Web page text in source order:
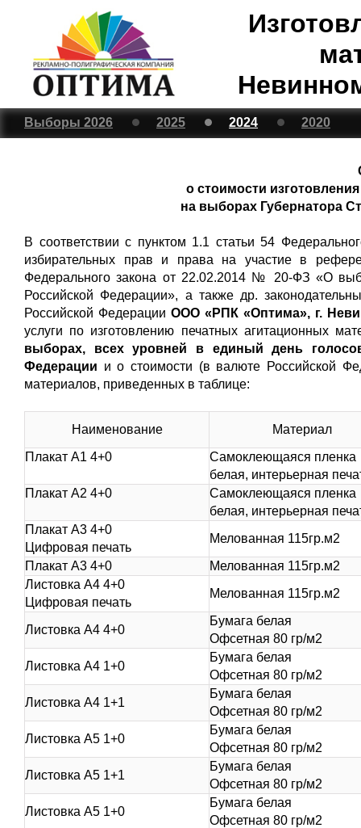
Выборы 2026 2025 2024 2020
о стоимости
на выборах Губернатора
В соответствии с пунктом 1.1 статьи 54
избирательных прав и права на участие в
Федерального закона от 22.02.2014 № 20-ФЗ «О
Российской Федерации», а также др.
Российской Федерации ООО «РПК «Оптима», г.
услуги по изготовлению печатных агитационных
выборах, всех уровней в единый день
Федерации и о стоимости (в валюте Российской
материалов, приведенных в таблице:
Наименование
Материал
Плакат А1 4+0
Самоклеющаяся пленка
белая, интерьерная
Плакат А2 4+0
Самоклеющаяся пленка
белая, интерьерная
Плакат А3 4+0
Цифровая печать
Мелованная 115гр.м2
Плакат А3 4+0
Мелованная 115гр.м2
Листовка А4 4+0
Цифровая печать
Мелованная 115гр.м2
Листовка А4 4+0
Бумага белая
Офсетная 80 гр/м2
Листовка А4 1+0
Бумага белая
Офсетная 80 гр/м2
Листовка А4 1+1
Бумага белая
Офсетная 80 гр/м2
Листовка А5 1+0
Бумага белая
Офсетная 80 гр/м2
Листовка А5 1+1
Бумага белая
Офсетная 80 гр/м2
Листовка А5 1+0
Бумага белая
Офсетная 80 гр/м2